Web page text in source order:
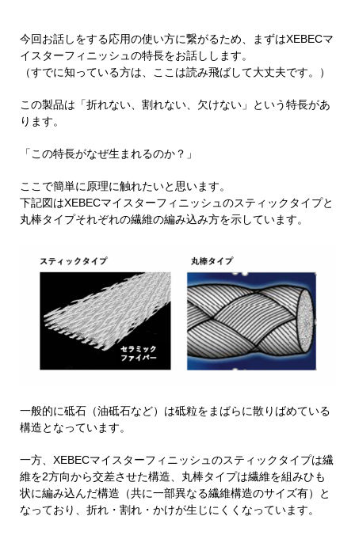
今回お話しをする応用の使い方に繋がるため、まずはXEBECマ
イスターフィニッシュの特長をお話しします。
（すでに知っている方は、ここは読み飛ばして大丈夫です。）
この製品は「折れない、割れない、欠けない」という特長があ
ります。
「この特長がなぜ生まれるのか？」
ここで簡単に原理に触れたいと思います。
下記図はXEBECマイスターフィニッシュのスティックタイプと
丸棒タイプそれぞれの繊維の編み込み方を示しています。
一般的に砥石（油砥石など）は砥粒をまばらに散りばめている
構造となっています。
一方、XEBECマイスターフィニッシュのスティックタイプは繊
維を2方向から交差させた構造、丸棒タイプは繊維を組みひも
状に編み込んだ構造（共に一部異なる繊維構造のサイズ有）と
なっており、折れ・割れ・かけが生じにくくなっています。